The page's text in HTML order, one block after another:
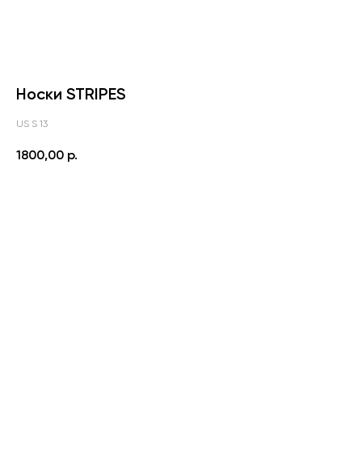
Носки STRIPES
US S 13
1800,00 р.